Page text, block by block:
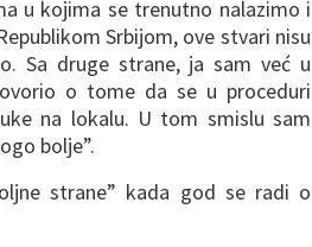
u kojima se trenutno nalazimo i
Srbijom, ove stvari nisu
Sa druge strane, ja sam već u
o tome da se u proceduri
na lokalu. U tom smislu sam
bolje”.
strane” kada god se radi o